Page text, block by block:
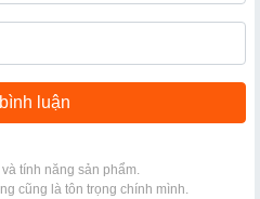
tính năng sản phẩm.
cũng là tôn trọng chính mình.